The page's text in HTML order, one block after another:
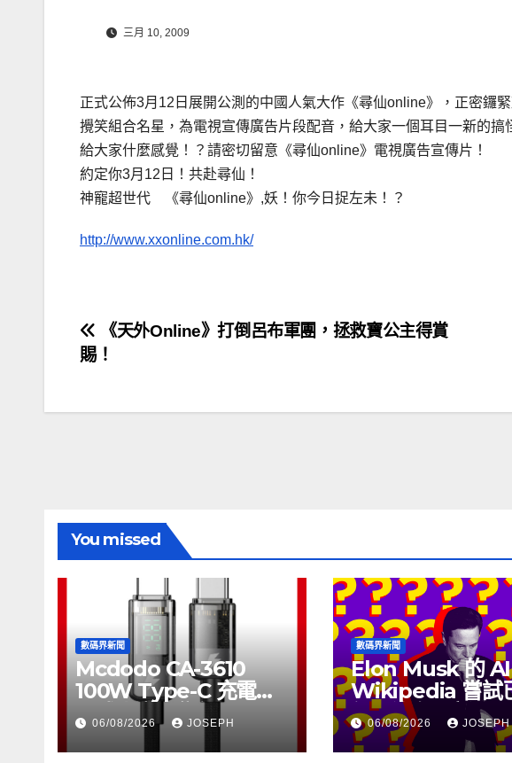
三月 10, 2009
正式公佈3月12日展開公測的中國人氣大作《尋仙online》，正密鑼
攪笑組合名星，為電視宣傳廣告片段配音，給大家一個耳目一新的搞
給大家什麼感覺！？請密切留意《尋仙online》電視廣告宣傳片！
約定你3月12日！共赴尋仙！
神寵超世代 《尋仙online》,妖！你今日捉左未！？
http://www.xxonline.com.hk/
文
章
導
《天外Online》打倒呂布軍團，拯救寶公主得賞
賜！
You missed
數碼界新聞
Mcdodo CA-3610
100W Type-C 充電線
正式上市，售價
HK$115
06/08/2026 JOSEPH
數碼界新聞
Elon Musk 的 AI
Wikipedia 嘗試
個月沒有更新了
06/08/2026 JOSEPH